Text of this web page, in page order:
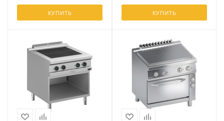
КУПИТЬ КУПИТЬ